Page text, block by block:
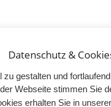
Datenschutz &
gestalten und
Webseite stimmen Sie
erhalten Sie in